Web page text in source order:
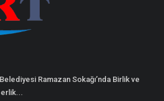
Ramazan Sokağı’nda Birlik ve